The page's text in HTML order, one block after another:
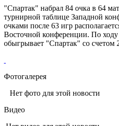
"Спартак" набрал 84 очка в 64
турнирной таблице Западной
очками после 63 игр
Восточной конференции. По
обыгрывает "Спартак" со счетом
Фотогалерея
Нет фото для этой новости
Видео